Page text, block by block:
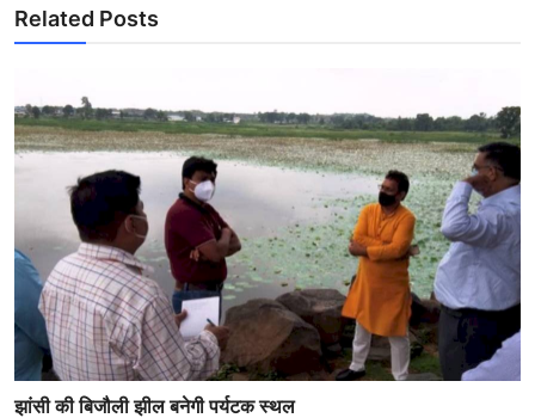
Related Posts
झांसी की बिजौली झील बनेगी पर्यटक स्थल